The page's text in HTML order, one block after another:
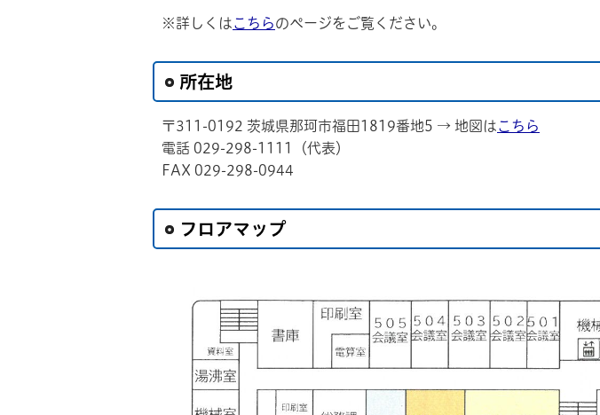
※詳しくはこちらのページをご覧ください。
所在地
〒311-0192 茨城県那珂市福田1819番地5 → 地図はこちら
電話 029-298-1111（代表）
FAX 029-298-0944
フロアマップ